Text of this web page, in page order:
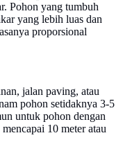
Pohon yang tumbuh
yang lebih luas dan
proporsional
jalan paving, atau
pohon setidaknya 3-5
untuk pohon dengan
10 meter atau